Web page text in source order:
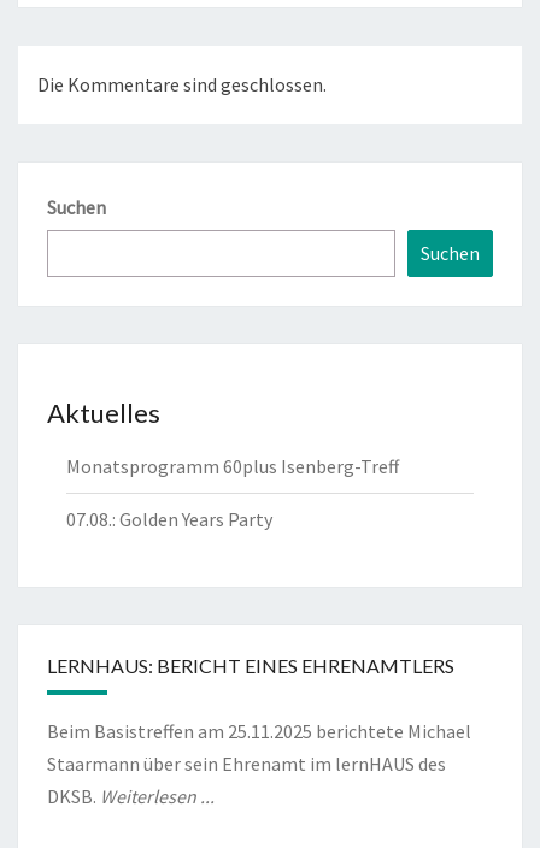
Die Kommentare sind geschlossen.
Suchen
Suchen
Aktuelles
Monatsprogramm 60plus Isenberg-Treff
07.08.: Golden Years Party
LERNHAUS: BERICHT EINES EHRENAMTLERS
Beim Basistreffen am 25.11.2025 berichtete Michael
Staarmann über sein Ehrenamt im lernHAUS des
DKSB. Weiterlesen ...